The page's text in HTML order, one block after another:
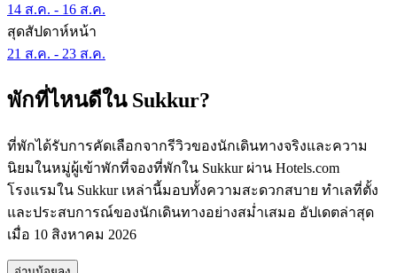
14 ส.ค. - 16 ส.ค.
สุดสัปดาห์หน้า
21 ส.ค. - 23 ส.ค.
พักที่ไหนดีใน Sukkur?
ที่พักได้รับการคัดเลือกจากรีวิวของนักเดินทางจริงและความ
นิยมในหมู่ผู้เข้าพักที่จองที่พักใน Sukkur ผ่าน Hotels.com
โรงแรมใน Sukkur เหล่านี้มอบทั้งความสะดวกสบาย ทำเลที่ตั้ง
และประสบการณ์ของนักเดินทางอย่างสม่ำเสมอ อัปเดตล่าสุด
เมื่อ 10 สิงหาคม 2026